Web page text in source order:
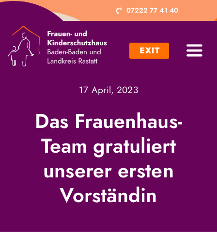
Zum
springen
07222 77 41 40
Ich brauche Hilfe
Ich möchte helfen
Projekte
Trägerverein
17 April, 2023
Das Frauenhaus-
Team gratuliert
unserer ersten
Vorständin